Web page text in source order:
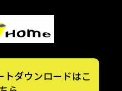
トダウンロードはこ